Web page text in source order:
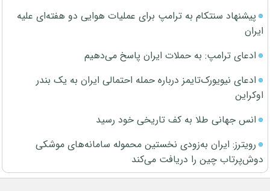
پیشنهاد سنتکام به ترامپ برای عملیات هوایی دو هفته‌ای علیه
ایران
ادعای ترامپ: به حملات ایران پاسخ می‌دهیم
ادعای نیویورک‌تایمز درباره حمله احتمالی ایران به یک بندر
اوکراین
انس جهانی طلا به کف تاریخی خود رسید
رویترز: ایران به‌زودی نخستین محموله سامانه‌های موشکی
دوش‌پرتاب چین را دریافت می‌کند